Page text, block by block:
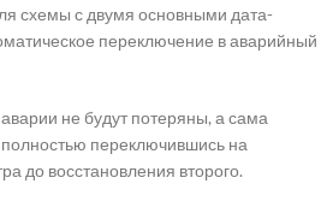
схемы с двумя основными дата-
переключение в аварийный
не будут потеряны, а сама
переключившись на
до восстановления второго.